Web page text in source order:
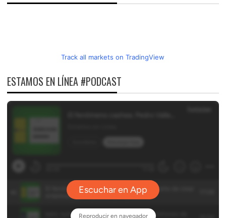
Track all markets on TradingView
ESTAMOS EN LÍNEA #PODCAST